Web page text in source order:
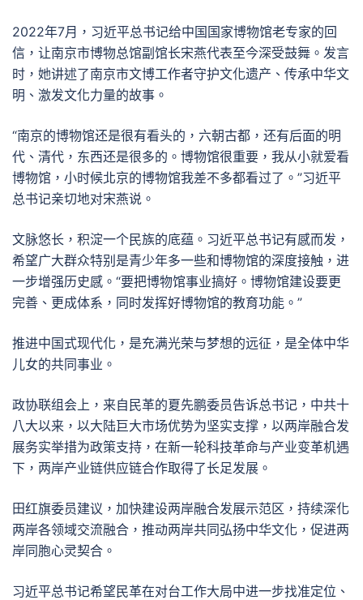
2022年7月，习近平总书记给中国国家博物馆老专家的回
信，让南京市博物总馆副馆长宋燕代表至今深受鼓舞。发言
时，她讲述了南京市文博工作者守护文化遗产、传承中华文
明、激发文化力量的故事。
“南京的博物馆还是很有看头的，六朝古都，还有后面的明
代、清代，东西还是很多的。博物馆很重要，我从小就爱看
博物馆，小时候北京的博物馆我差不多都看过了。”习近平
总书记亲切地对宋燕说。
文脉悠长，积淀一个民族的底蕴。习近平总书记有感而发，
希望广大群众特别是青少年多一些和博物馆的深度接触，进
一步增强历史感。“要把博物馆事业搞好。博物馆建设要更
完善、更成体系，同时发挥好博物馆的教育功能。”
推进中国式现代化，是充满光荣与梦想的远征，是全体中华
儿女的共同事业。
政协联组会上，来自民革的夏先鹏委员告诉总书记，中共十
八大以来，以大陆巨大市场优势为坚实支撑，以两岸融合发
展务实举措为政策支持，在新一轮科技革命与产业变革机遇
下，两岸产业链供应链合作取得了长足发展。
田红旗委员建议，加快建设两岸融合发展示范区，持续深化
两岸各领域交流融合，推动两岸共同弘扬中华文化，促进两
岸同胞心灵契合。
习近平总书记希望民革在对台工作大局中进一步找准定位、